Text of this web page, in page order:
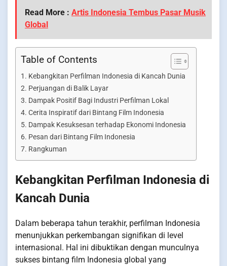
Read More : Artis Indonesia Tembus Pasar Musik
Global
Table of Contents
Kebangkitan Perfilman Indonesia di Kancah Dunia
Perjuangan di Balik Layar
Dampak Positif Bagi Industri Perfilman Lokal
Cerita Inspiratif dari Bintang Film Indonesia
Dampak Kesuksesan terhadap Ekonomi Indonesia
Pesan dari Bintang Film Indonesia
Rangkuman
Kebangkitan Perfilman Indonesia di
Kancah Dunia
Dalam beberapa tahun terakhir, perfilman Indonesia
menunjukkan perkembangan signifikan di level
internasional. Hal ini dibuktikan dengan munculnya
sukses bintang film Indonesia global yang